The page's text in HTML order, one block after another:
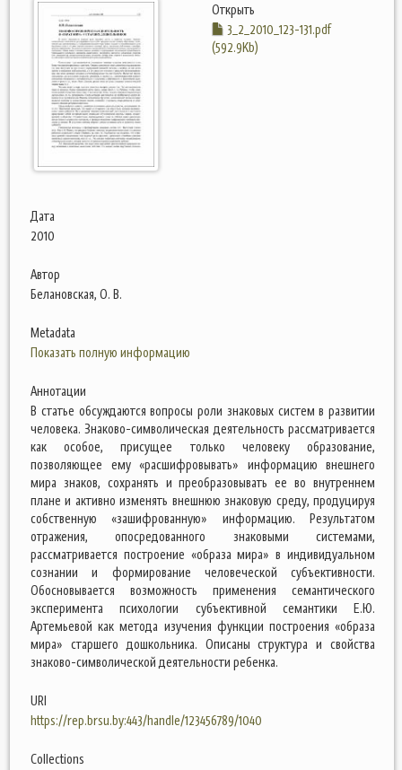
Открыть
3_2_2010_123-131.pdf
(592.9Kb)
Дата
2010
Автор
Белановская, О. В.
Metadata
Показать полную информацию
Аннотации
В статье обсуждаются вопросы роли знаковых систем в развитии
человека. Знаково-символическая деятельность рассматривается
как особое, присущее только человеку образование,
позволяющее ему «расшифровывать» информацию внешнего
мира знаков, сохранять и преобразовывать ее во внутреннем
плане и активно изменять внешнюю знаковую среду, продуцируя
собственную «зашифрованную» информацию. Результатом
отражения, опосредованного знаковыми системами,
рассматривается построение «образа мира» в индивидуальном
сознании и формирование человеческой субъективности.
Обосновывается возможность применения семантического
эксперимента психологии субъективной семантики Е.Ю.
Артемьевой как метода изучения функции построения «образа
мира» старшего дошкольника. Описаны структура и свойства
знаково-символической деятельности ребенка.
URI
https://rep.brsu.by:443/handle/123456789/1040
Collections